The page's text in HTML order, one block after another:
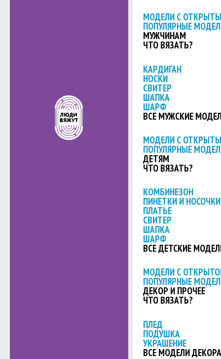
МОДЕЛИ С
ПОПУЛЯРНЫЕ
МУЖЧИНАМ
ЧТО ВЯЗАТЬ?
КАРДИГАН
НОСКИ
СВИТЕР
ШАПКА
ШАРФ
ВСЕ МУЖСКИЕ
МОДЕЛИ С
ПОПУЛЯРНЫЕ
ДЕТЯМ
ЧТО ВЯЗАТЬ?
КОМБИНЕЗОН
ПИНЕТКИ И НОСОЧКИ
ПЛАТЬЕ
СВИТЕР
ШАПКА
ШАРФ
ВСЕ ДЕТСКИЕ
МОДЕЛИ С
ПОПУЛЯРНЫЕ
ДЕКОР И ПРОЧЕЕ
ЧТО ВЯЗАТЬ?
ПЛЕД
ПОДУШКА
УКРАШЕНИЕ
ВСЕ МОДЕЛИ ДЕКОРА